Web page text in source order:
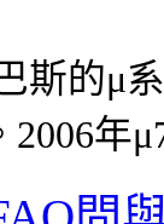
斯的μ
年